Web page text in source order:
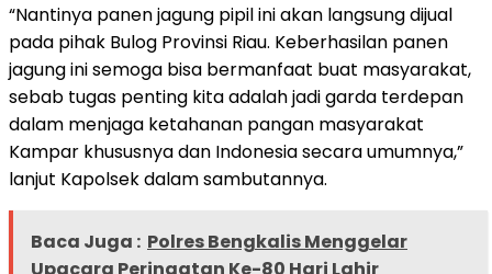
“Nantinya panen jagung pipil ini akan langsung dijual
pada pihak Bulog Provinsi Riau. Keberhasilan panen
jagung ini semoga bisa bermanfaat buat masyarakat,
sebab tugas penting kita adalah jadi garda terdepan
dalam menjaga ketahanan pangan masyarakat
Kampar khususnya dan Indonesia secara umumnya,”
lanjut Kapolsek dalam sambutannya.
Baca Juga : Polres Bengkalis Menggelar
Upacara Peringatan Ke-80 Hari Lahir